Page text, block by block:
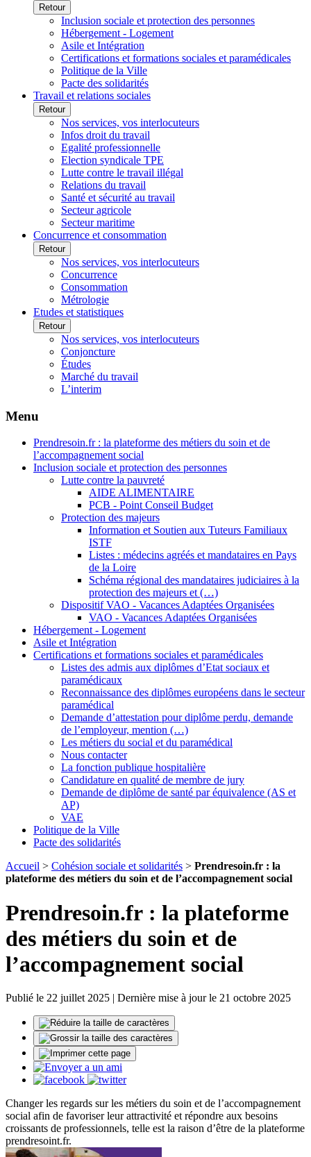
Retour
Inclusion sociale et protection des personnes
Hébergement - Logement
Asile et Intégration
Certifications et formations sociales et paramédicales
Politique de la Ville
Pacte des solidarités
Travail et relations sociales
Retour
Nos services, vos interlocuteurs
Infos droit du travail
Egalité professionnelle
Election syndicale TPE
Lutte contre le travail illégal
Relations du travail
Santé et sécurité au travail
Secteur agricole
Secteur maritime
Concurrence et consommation
Retour
Nos services, vos interlocuteurs
Concurrence
Consommation
Métrologie
Etudes et statistiques
Retour
Nos services, vos interlocuteurs
Conjoncture
Études
Marché du travail
L’interim
Menu
Prendresoin.fr : la plateforme des métiers du soin et de
l’accompagnement social
Inclusion sociale et protection des personnes
Lutte contre la pauvreté
AIDE ALIMENTAIRE
PCB - Point Conseil Budget
Protection des majeurs
Information et Soutien aux Tuteurs Familiaux
ISTF
Listes : médecins agréés et mandataires en Pays
de la Loire
Schéma régional des mandataires judiciaires à la
protection des majeurs et (…)
Dispositif VAO - Vacances Adaptées Organisées
VAO - Vacances Adaptées Organisées
Hébergement - Logement
Asile et Intégration
Certifications et formations sociales et paramédicales
Listes des admis aux diplômes d’Etat sociaux et
paramédicaux
Reconnaissance des diplômes européens dans le secteur
paramédical
Demande d’attestation pour diplôme perdu, demande
de l’employeur, mention (…)
Les métiers du social et du paramédical
Nous contacter
La fonction publique hospitalière
Candidature en qualité de membre de jury
Demande de diplôme de santé par équivalence (AS et
AP)
VAE
Politique de la Ville
Pacte des solidarités
Accueil > Cohésion sociale et solidarités > Prendresoin.fr : la
plateforme des métiers du soin et de l’accompagnement social
Prendresoin.fr : la plateforme
des métiers du soin et de
l’accompagnement social
Publié le 22 juillet 2025 | Dernière mise à jour le 21 octobre 2025
Changer les regards sur les métiers du soin et de l’accompagnement
social afin de favoriser leur attractivité et répondre aux besoins
croissants de professionnels, telle est la raison d’être de la plateforme
prendresoint.fr.